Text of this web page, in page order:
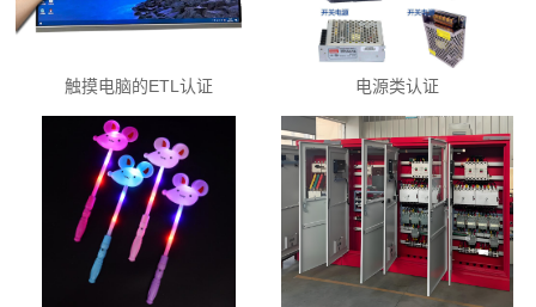
触摸电脑的ETL认证 电源类认证